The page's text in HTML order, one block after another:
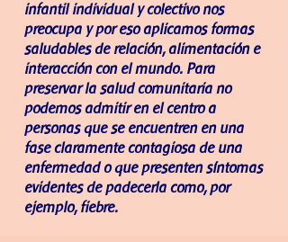
infantil individual y colectivo nos
preocupa y por eso aplicamos formas
saludables de relación, alimentación e
interacción con el mundo. Para
preservar la salud comunitaria no
podemos admitir en el centro a
personas que se encuentren en una
fase claramente contagiosa de una
enfermedad o que presenten síntomas
evidentes de padecerla como, por
ejemplo, fiebre.